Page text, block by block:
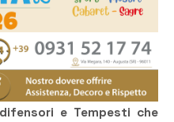
e Tempesti che